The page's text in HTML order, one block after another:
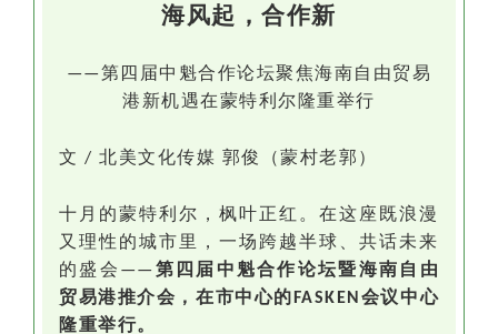
海风起，合作新
——第四届中魁合作论坛聚焦海南自由贸易
港新机遇在蒙特利尔隆重举行
文 / 北美文化传媒 郭俊（蒙村老郭）
十月的蒙特利尔，枫叶正红。在这座既浪漫
又理性的城市里，一场跨越半球、共话未来
的盛会 ——第四届中魁合作论坛暨海南自由
贸易港推介会，在市中心的 FASKEN 会议中心
隆重举行。